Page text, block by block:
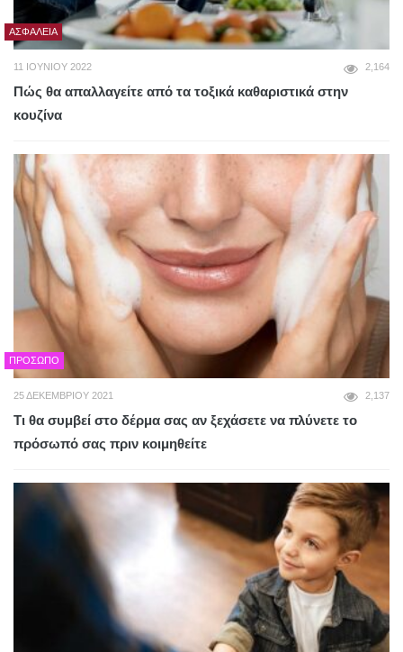
ΑΣΦΆΛΕΙΑ
11 ΙΟΥΝΊΟΥ 2022 2,164
Πώς θα απαλλαγείτε από τα τοξικά καθαριστικά στην
κουζίνα
ΠΡΌΣΩΠΟ
25 ΔΕΚΕΜΒΡΊΟΥ 2021 2,137
Τι θα συμβεί στο δέρμα σας αν ξεχάσετε να πλύνετε το
πρόσωπό σας πριν κοιμηθείτε